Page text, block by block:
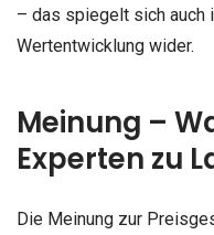
– das spiegelt sich auch
Wertentwicklung wider.
Meinung –
Experten zu
Die Meinung zur